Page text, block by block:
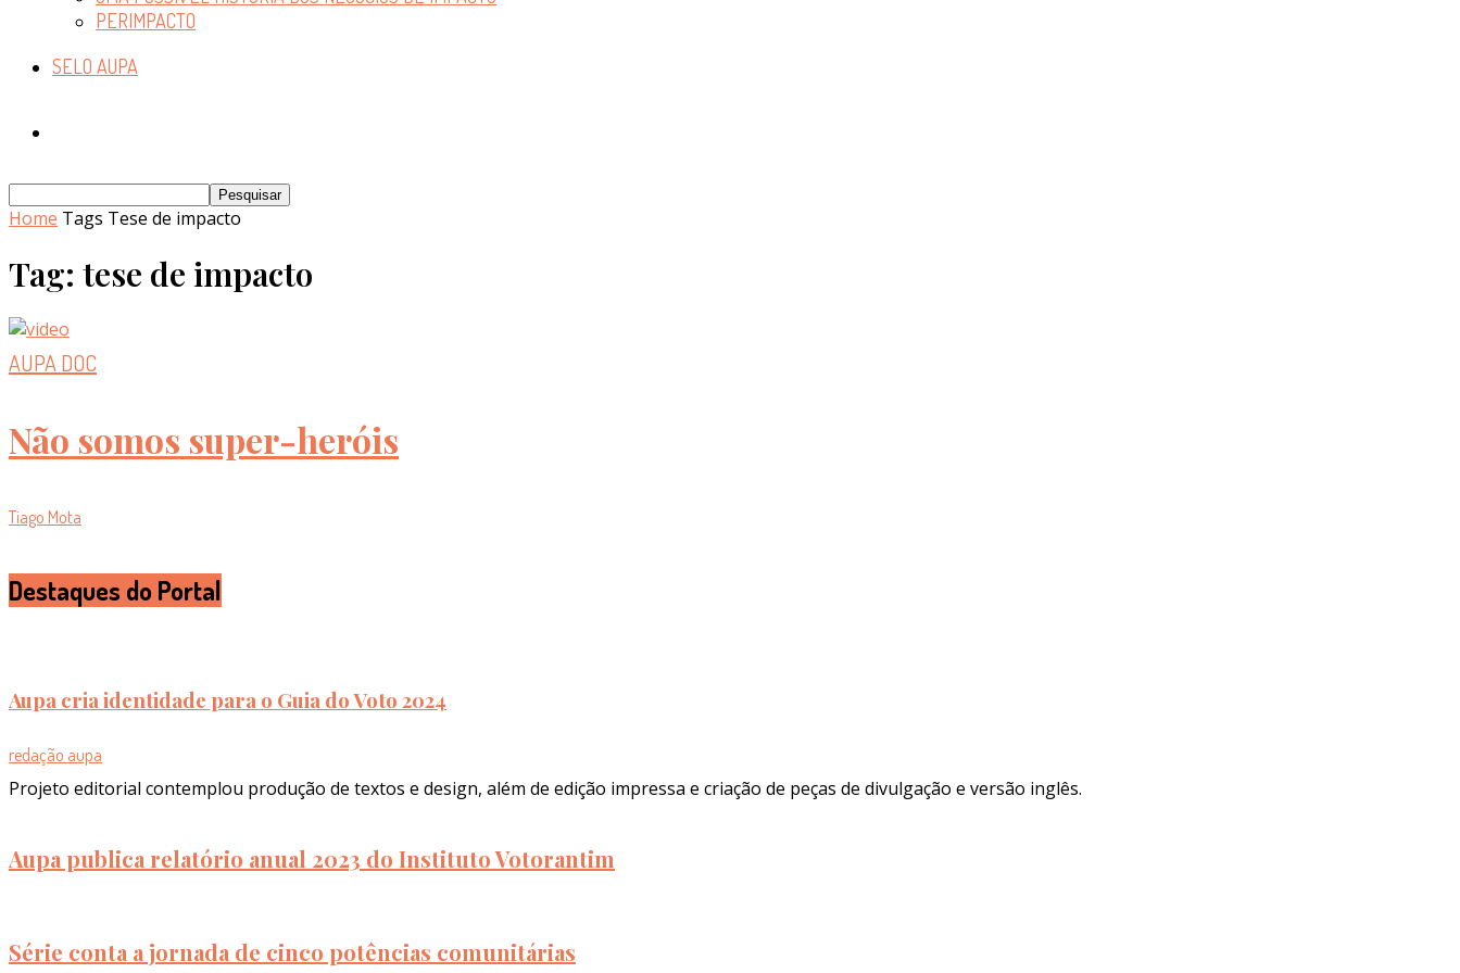
PERIMPACTO
SELO AUPA
Home Tags Tese de impacto
Tag: tese de impacto
AUPA DOC
Não somos super-heróis
Tiago Mota
Destaques do Portal
Aupa cria identidade para o Guia do Voto 2024
redação aupa
Projeto editorial contemplou produção de textos e design, além de edição impressa e criação de peças de divulgação e versão inglês.
Aupa publica relatório anual 2023 do Instituto Votorantim
Série conta a jornada de cinco potências comunitárias